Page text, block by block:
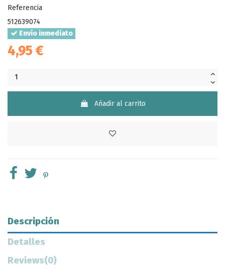
Referencia
512639074
Envío inmediato
4,95 €
Añadir al carrito
Descripción
Detalles
Reviews(0)